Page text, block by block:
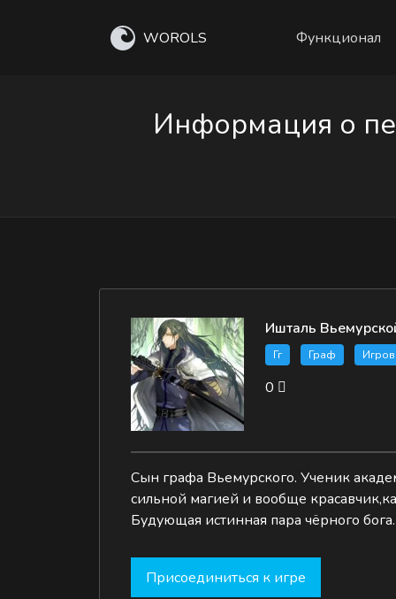
WOROLS Функционал
Информация о
Ишталь
Гг Граф
0
Сын графа Вьемурского. Ученик
сильной магией и вообще
Будующая истинная пара чёрного бога.
Присоединиться к игре